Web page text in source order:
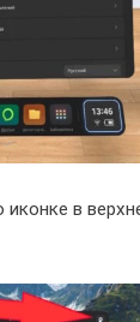
в